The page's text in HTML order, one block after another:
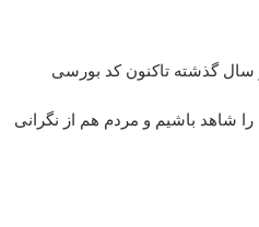
سال گذشته تاکنون کد بورسی
شاهد باشیم و مردم هم از نگرانی